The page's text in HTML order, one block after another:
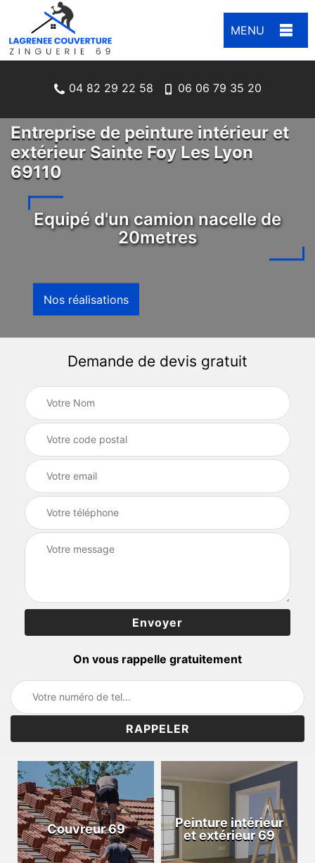
MENU
04 82 29 22 58 06 06 79 35 20
Entreprise de peinture intérieur et
extérieur Sainte Foy Les Lyon
69110
Equipé d'un camion nacelle de
20metres
Nos réalisations
Demande de devis gratuit
On vous rappelle gratuitement
Couvreur 69
Peinture intérieur
et extérieur 69